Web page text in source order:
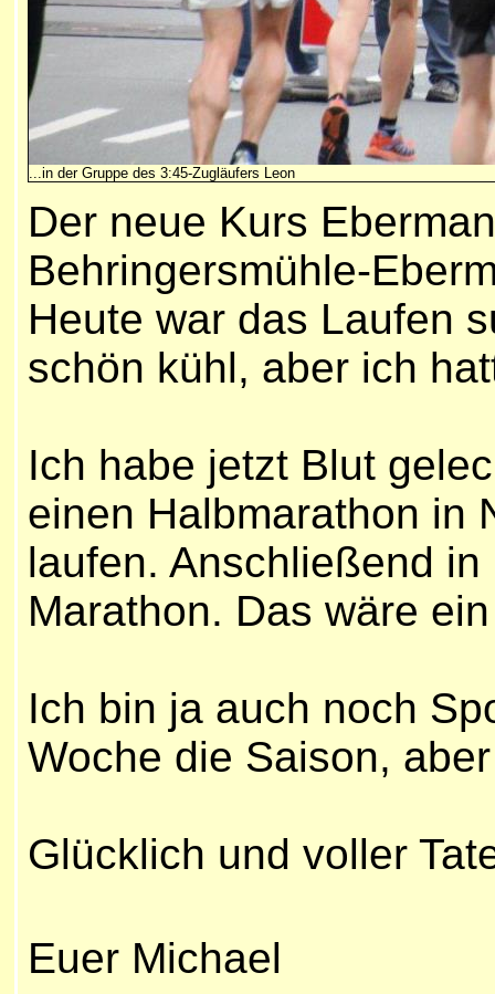
...in der Gruppe des 3:45-Zugläufers Leon
Der neue Kurs
Behringersmühle-
Heute war das Laufen
schön kühl, aber ich
Ich habe jetzt Blut
einen Halbmarathon in
laufen. Anschließend
Marathon. Das wäre
Ich bin ja auch noch
Woche die Saison,
Glücklich und voller
Euer Michael